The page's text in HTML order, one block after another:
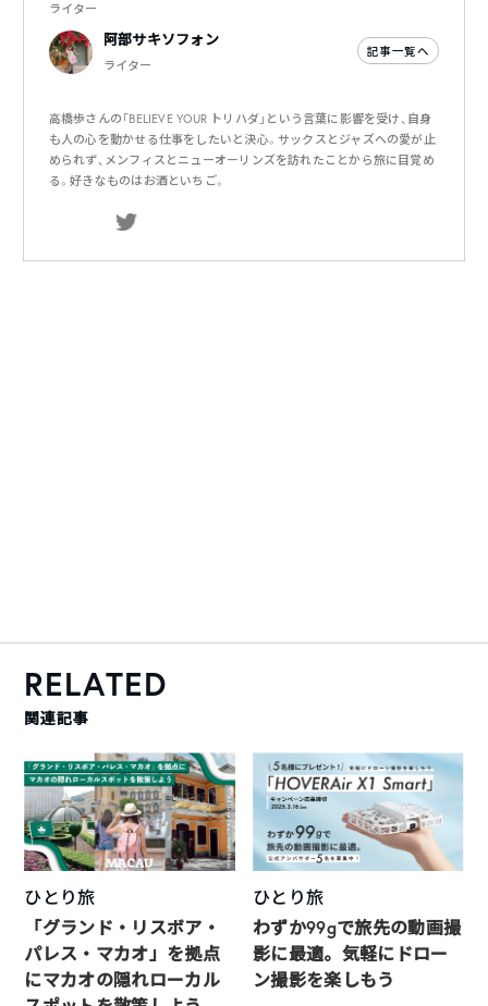
ライター
阿部サキソフォン
ライター
記事一覧へ
高橋歩さんの「BELIEVE YOUR トリハダ」という言葉に影響を受け、自身
も人の心を動かせる仕事をしたいと決心。サックスとジャズへの愛が止
められず、メンフィスとニューオーリンズを訪れたことから旅に目覚め
る。好きなものはお酒といちご。
RELATED
関連記事
ひとり旅
「グランド・リスボア・
パレス・マカオ」を拠点
にマカオの隠れローカル
ひとり旅
わずか99gで旅先の動画撮
影に最適。気軽にドロー
ン撮影を楽しもう